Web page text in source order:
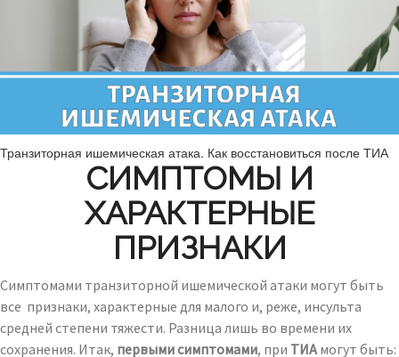
Транзиторная ишемическая атака. Как восстановиться после ТИА
СИМПТОМЫ И
ХАРАКТЕРНЫЕ
ПРИЗНАКИ
Симптомами транзиторной ишемической атаки могут быть
все признаки, характерные для малого и, реже, инсульта
средней степени тяжести. Разница лишь во времени их
сохранения. Итак, первыми симптомами, при ТИАмогут быть: